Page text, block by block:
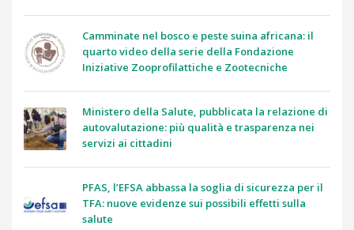
Camminate nel bosco e peste suina africana: il
quarto video della serie della Fondazione
Iniziative Zooprofilattiche e Zootecniche
Ministero della Salute, pubblicata la relazione di
autovalutazione: più qualità e trasparenza nei
servizi ai cittadini
PFAS, l’EFSA abbassa la soglia di sicurezza per il
TFA: nuove evidenze sui possibili effetti sulla
salute